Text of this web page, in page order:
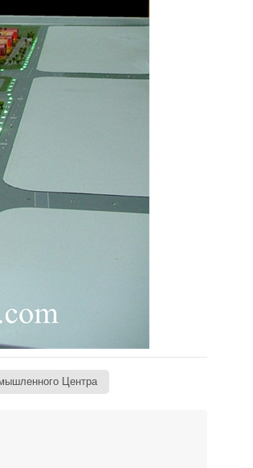
Центра